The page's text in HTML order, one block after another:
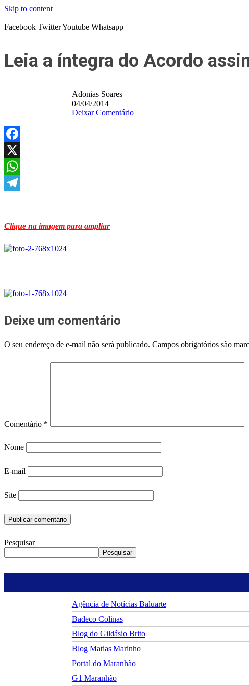
Skip to content
Facebook TwitterYoutube Whatsapp
Leia a íntegra do Acordo
Adonias Soares
04/04/2014
Deixar Comentário
Facebook
X
WhatsApp
Clique na imagem para ampliar
Deixe um comentário
O seu endereço de e-mail não será publicado. Campos obrigatórios são
Comentário *
Nome
E-mail
Site
Pesquisar
Pesquisar
Agência de Notícias Baluarte
Badeco Colinas
Blog do Gildásio Brito
Blog Matias Marinho
Portal do Maranhão
G1 Maranhão